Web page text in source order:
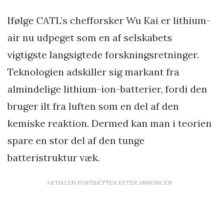
Ifølge CATL’s chefforsker Wu Kai er lithium-
air nu udpeget som en af selskabets
vigtigste langsigtede forskningsretninger.
Teknologien adskiller sig markant fra
almindelige lithium-ion-batterier, fordi den
bruger ilt fra luften som en del af den
kemiske reaktion. Dermed kan man i teorien
spare en stor del af den tunge
batteristruktur væk.
ARTIKLEN FORTSÆTTER EFTER ANNONCEN